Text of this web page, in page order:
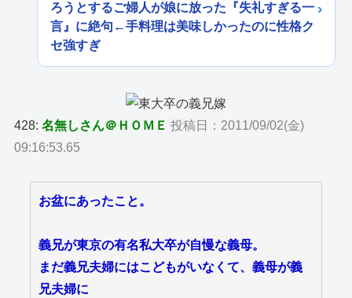
ろうとするご婦人が娘に放った『失礼すぎる一
言』に絶句←手料理は美味しかったのに性格ク
セ強すぎ
428:名無しさん＠ＨＯＭＥ 投稿日：2011/09/02(金)
09:16:53.65
お盆にあったこと。
義兄が東京の有名私大卒が自慢な義母。
まだ義兄夫婦にはこどもがいなくて、義母が義
兄夫婦に